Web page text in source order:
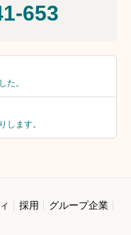
653
た。
します。
採用
グループ企業